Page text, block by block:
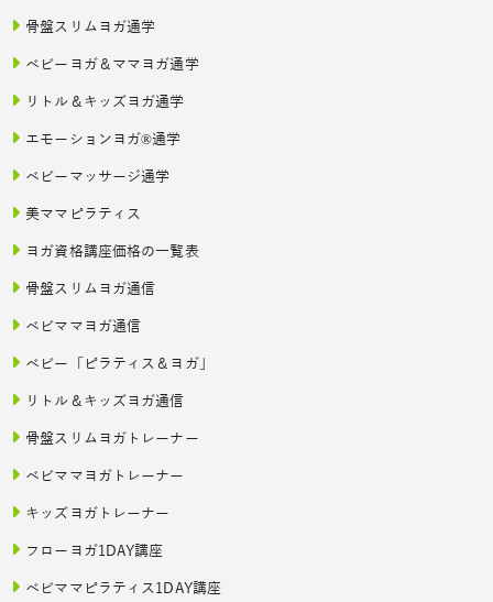
骨盤スリムヨガ通学
ベビーヨガ＆ママヨガ通学
リトル＆キッズヨガ通学
エモーションヨガ®通学
ベビーマッサージ通学
美ママピラティス
ヨガ資格講座価格の一覧表
骨盤スリムヨガ通信
ベビママヨガ通信
ベビー「ピラティス＆ヨガ」
リトル＆キッズヨガ通信
骨盤スリムヨガトレーナー
ベビママヨガトレーナー
キッズヨガトレーナー
フローヨガ1DAY講座
ベビママピラティス1DAY講座